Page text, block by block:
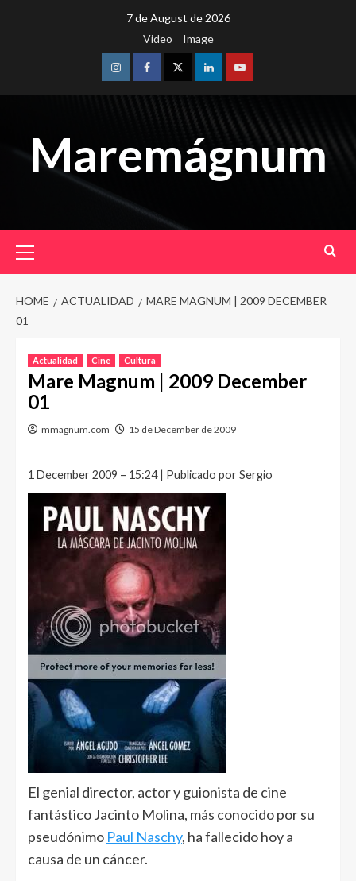
7 de August de 2026
Video
Image
InstagramFacebookTwitterLinkedinYoutube
Maremágnum
Menu
HOME ACTUALIDAD
MARE MAGNUM | 2009 DECEMBER
01
Actualidad Cine Cultura
Mare Magnum | 2009 December
01
mmagnum.com 15 de December de 2009
1 December 2009 – 15:24 | Publicado por Sergio
El genial director, actor y guionista de cine
fantástico Jacinto Molina, más conocido por su
pseudónimo Paul Naschy, ha fallecido hoy a
causa de un cáncer.